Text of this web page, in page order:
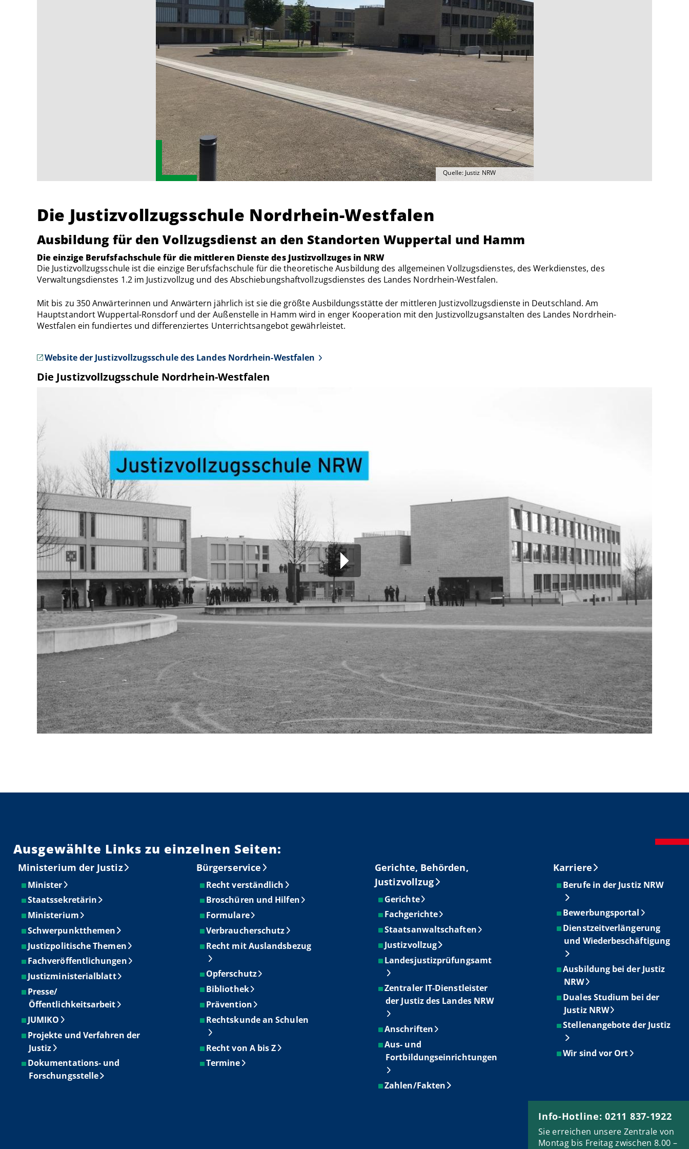
Quelle: Justiz NRW
Die Justizvollzugsschule Nordrhein-Westfalen
Ausbildung für den Vollzugsdienst an den Standorten Wuppertal und Hamm
Die einzige Berufsfachschule für die mittleren Dienste des Justizvollzuges in NRW
Die Justizvollzugsschule ist die einzige Berufsfachschule für die theoretische Ausbildung des allgemeinen Vollzugsdienstes, des Werkdienstes, des
Verwaltungsdienstes 1.2 im Justizvollzug und des Abschiebungshaftvollzugsdienstes des Landes Nordrhein-Westfalen.
Mit bis zu 350 Anwärterinnen und Anwärtern jährlich ist sie die größte Ausbildungsstätte der mittleren Justizvollzugsdienste in Deutschland. Am
Hauptstandort Wuppertal-Ronsdorf und der Außenstelle in Hamm wird in enger Kooperation mit den Justizvollzugsanstalten des Landes Nordrhein-
Westfalen ein fundiertes und differenziertes Unterrichtsangebot gewährleistet.
Website der Justizvollzugsschule des Landes Nordrhein-Westfalen
Die Justizvollzugsschule Nordrhein-Westfalen
Ausgewählte Links zu einzelnen Seiten:
Ministerium der Justiz
Minister
Staatssekretärin
Ministerium
Schwerpunktthemen
Justizpolitische Themen
Fachveröffentlichungen
Justizministerialblatt
Presse/
Öffentlichkeitsarbeit
JUMIKO
Projekte und Verfahren der
Justiz
Dokumentations- und
Forschungsstelle
Bürgerservice
Recht verständlich
Broschüren und Hilfen
Formulare
Verbraucherschutz
Recht mit Auslandsbezug
Opferschutz
Bibliothek
Prävention
Rechtskunde an Schulen
Recht von A bis Z
Termine
Gerichte, Behörden,
Justizvollzug
Gerichte
Fachgerichte
Staatsanwaltschaften
Justizvollzug
Landesjustizprüfungsamt
Zentraler IT-Dienstleister
der Justiz des Landes NRW
Anschriften
Aus- und
Fortbildungseinrichtungen
Zahlen/Fakten
Karriere
Berufe in der Justiz NRW
Bewerbungsportal
Dienstzeitverlängerung
und Wiederbeschäftigung
Ausbildung bei der Justiz
NRW
Duales Studium bei der
Justiz NRW
Stellenangebote der Justiz
Wir sind vor Ort
Info-Hotline: 0211 837-1922
Sie erreichen unsere Zentrale von
Montag bis Freitag zwischen 8.00 –